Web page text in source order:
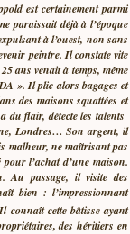
est certainement parmi
paraissait déjà à l’époque
à l’ouest, non sans
peintre. Il constate vite
ans venait à temps, même
». Il plie alors bagages et
des maisons squattées et
du flair, détecte les talents
Londres… Son argent, il
malheur, ne maîtrisant pas
l’achat d’une maison.
Au passage, il visite des
bien : l’impressionnant
connaît cette bâtisse ayant
des héritiers en